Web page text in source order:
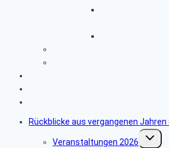
Rückblicke aus vergangenen Jahren
Veranstaltungen 2026